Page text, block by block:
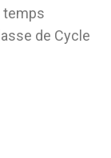
temps
de Cycle